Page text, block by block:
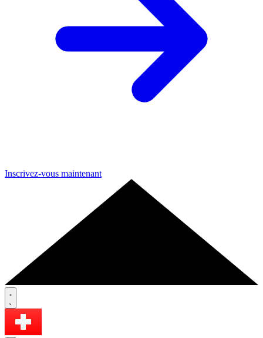
Inscrivez-vous maintenant